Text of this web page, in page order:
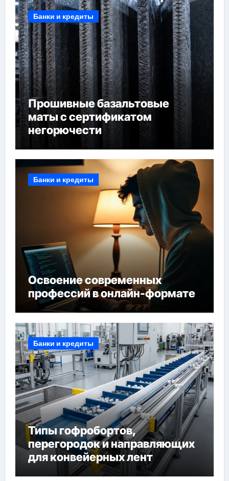
Банки и кредиты
Прошивные базальтовые
маты с сертификатом
негорючести
Банки и кредиты
Освоение современных
профессий в онлайн-формате
Банки и кредиты
Типы гофробортов,
перегородок и направляющих
для конвейерных лент